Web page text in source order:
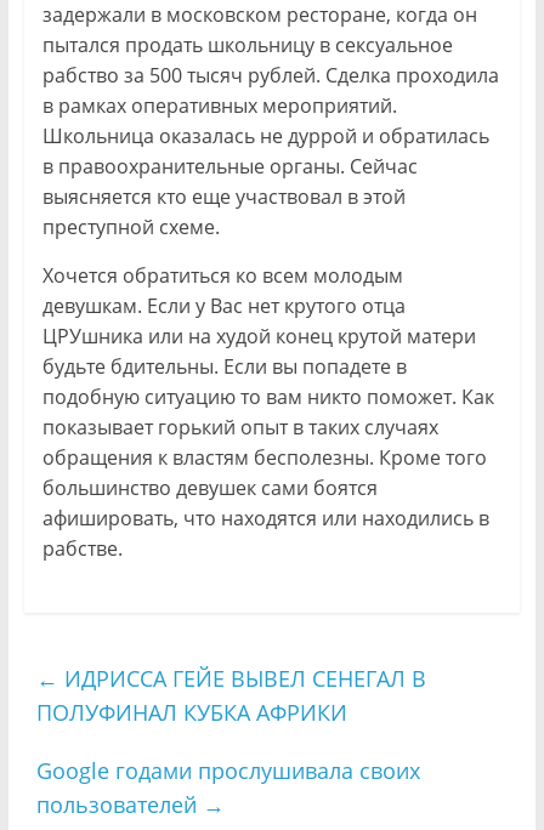
задержали в московском ресторане, когда он
пытался продать школьницу в сексуальное
рабство за 500 тысяч рублей. Сделка проходила
в рамках оперативных мероприятий.
Школьница оказалась не дуррой и обратилась
в правоохранительные органы. Сейчас
выясняется кто еще участвовал в этой
преступной схеме.
Хочется обратиться ко всем молодым
девушкам. Если у Вас нет крутого отца
ЦРУшника или на худой конец крутой матери
будьте бдительны. Если вы попадете в
подобную ситуацию то вам никто поможет. Как
показывает горький опыт в таких случаях
обращения к властям бесполезны. Кроме того
большинство девушек сами боятся
афишировать, что находятся или находились в
рабстве.
← ИДРИССА ГЕЙЕ ВЫВЕЛ СЕНЕГАЛ В
ПОЛУФИНАЛ КУБКА АФРИКИ
Google годами прослушивала своих
пользователей →